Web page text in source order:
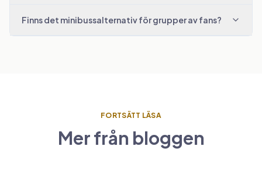
Finns det minibussalternativ för grupper av fans?
FORTSÄTT LÄSA
Mer från bloggen
Resmönster 2026: vad resenärer gör
När ska du boka din flygplatstransfer: